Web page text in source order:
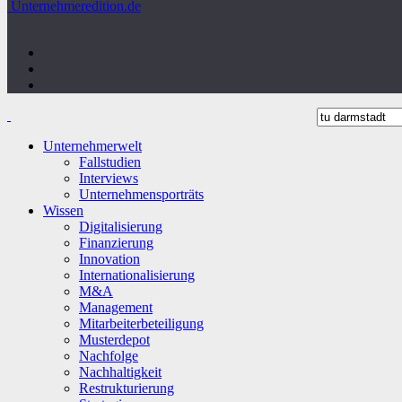
Unternehmeredition.de
Unternehmerwelt
Fallstudien
Interviews
Unternehmensporträts
Wissen
Digitalisierung
Finanzierung
Innovation
Internationalisierung
M&A
Management
Mitarbeiterbeteiligung
Musterdepot
Nachfolge
Nachhaltigkeit
Restrukturierung